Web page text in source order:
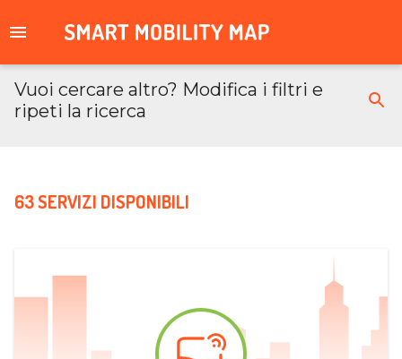
Vuoi cercare altro? Modifica i filtri e
ripeti la ricerca
63 SERVIZI DISPONIBILI